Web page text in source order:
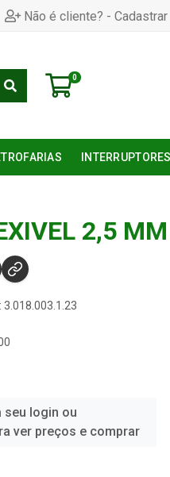
Não é cliente? - Cadastrar
0
2,5
3.018.003.1.23
seu login ou
ver preços e comprar